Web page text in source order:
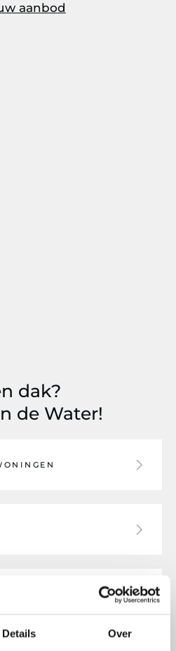
Details Over
aanbod
dak?
de Water!